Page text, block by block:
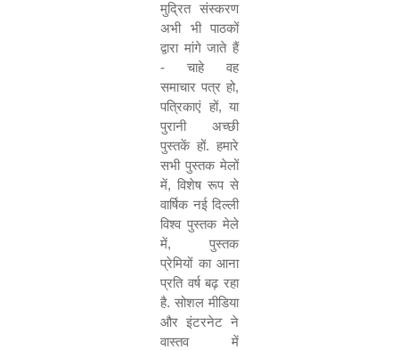
मुद्रित संस्करण
अभी भी पाठकों
द्वारा मांगे जाते हैं
- चाहे वह
समाचार पत्र हो,
पत्रिकाएं हों, या
पुरानी अच्छी
पुस्तकें हों. हमारे
सभी पुस्तक मेलों
में, विशेष रूप से
वार्षिक नई दिल्ली
विश्व पुस्तक मेले
में, पुस्तक
प्रेमियों का आना
प्रति वर्ष बढ़ रहा
है. सोशल मीडिया
और इंटरनेट ने
वास्तव में